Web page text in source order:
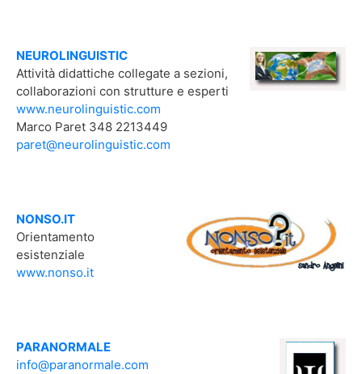
NEUROLINGUISTIC
Attività didattiche collegate a sezioni,
collaborazioni con strutture e esperti
www.neurolinguistic.com
Marco Paret 348 2213449
paret@neurolinguistic.com
NONSO.IT
Orientamento
esistenziale
www.nonso.it
PARANORMALE
info@paranormale.com